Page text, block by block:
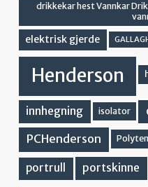
drikkekar hest Vannkar
elektrisk gjerde
Henderson
innhegning isolator
PCHenderson Polyten
portrull portskinne